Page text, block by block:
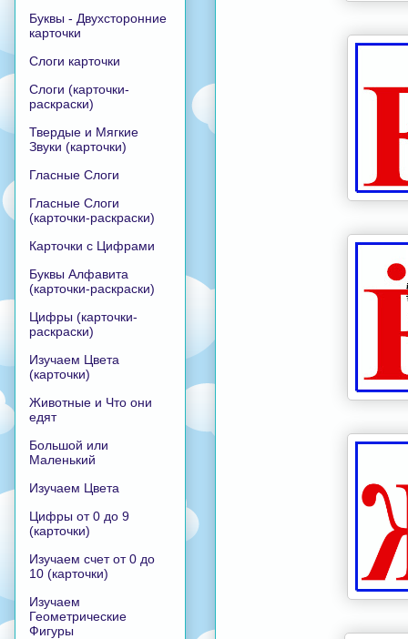
Буквы - Двухсторонние
карточки
Слоги карточки
Слоги (карточки-
раскраски)
Твердые и Мягкие
Звуки (карточки)
Гласные Слоги
Гласные Слоги
(карточки-раскраски)
Карточки с Цифрами
Буквы Алфавита
(карточки-раскраски)
Цифры (карточки-
раскраски)
Изучаем Цвета
(карточки)
Животные и Что они
едят
Большой или
Маленький
Изучаем Цвета
Цифры от 0 до 9
(карточки)
Изучаем счет от 0 до
10 (карточки)
Изучаем
Геометрические
Фигуры